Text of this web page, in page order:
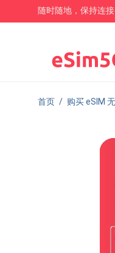
随时随地，保持连接
首页 / 购买 eSIM